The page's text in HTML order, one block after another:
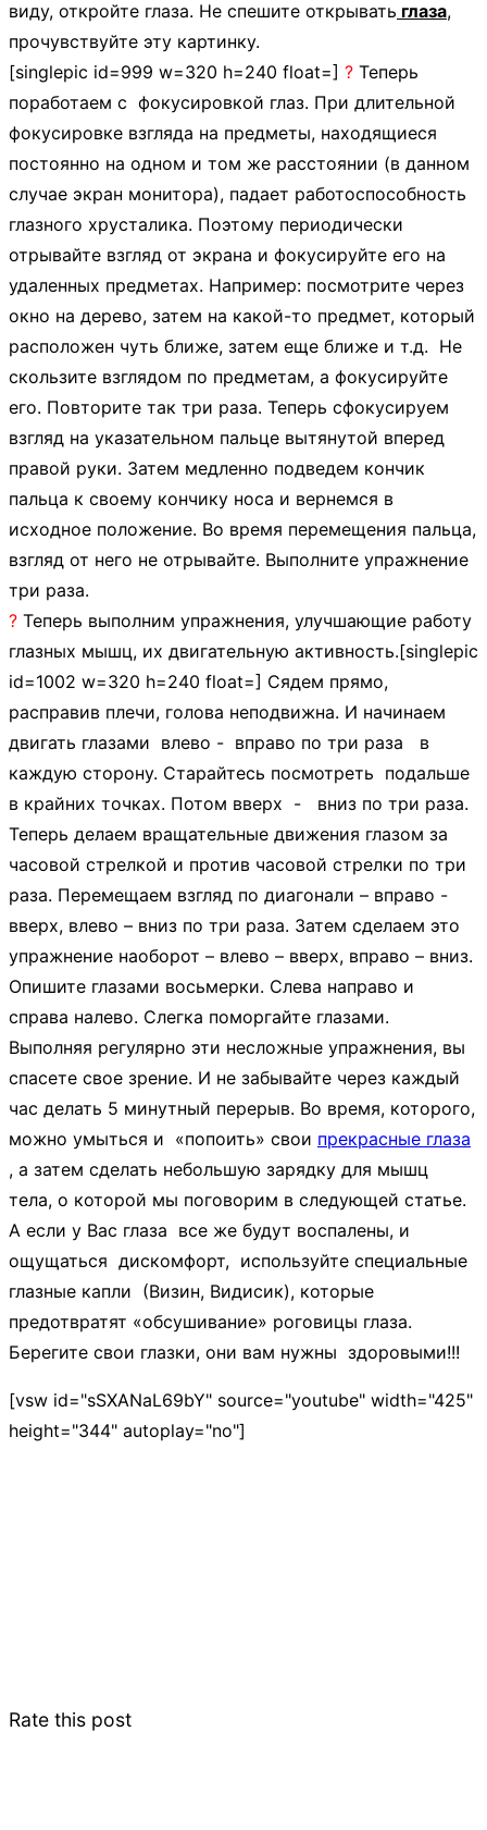
виду, откройте глаза. Не спешите открывать глаза,
прочувствуйте эту картинку.
[singlepic id=999 w=320 h=240 float=] ? Теперь
поработаем с фокусировкой глаз. При длительной
фокусировке взгляда на предметы, находящиеся
постоянно на одном и том же расстоянии (в данном
случае экран монитора), падает работоспособность
глазного хрусталика. Поэтому периодически
отрывайте взгляд от экрана и фокусируйте его на
удаленных предметах. Например: посмотрите через
окно на дерево, затем на какой-то предмет, который
расположен чуть ближе, затем еще ближе и т.д. Не
скользите взглядом по предметам, а фокусируйте
его. Повторите так три раза. Теперь сфокусируем
взгляд на указательном пальце вытянутой вперед
правой руки. Затем медленно подведем кончик
пальца к своему кончику носа и вернемся в
исходное положение. Во время перемещения пальца,
взгляд от него не отрывайте. Выполните упражнение
три раза.
? Теперь выполним упражнения, улучшающие работу
глазных мышц, их двигательную активность.[singlepic
id=1002 w=320 h=240 float=] Сядем прямо,
расправив плечи, голова неподвижна. И начинаем
двигать глазами влево - вправо по три раза в
каждую сторону. Старайтесь посмотреть подальше
в крайних точках. Потом вверх - вниз по три раза.
Теперь делаем вращательные движения глазом за
часовой стрелкой и против часовой стрелки по три
раза. Перемещаем взгляд по диагонали – вправо -
вверх, влево – вниз по три раза. Затем сделаем это
упражнение наоборот – влево – вверх, вправо – вниз.
Опишите глазами восьмерки. Слева направо и
справа налево. Слегка поморгайте глазами.
Выполняя регулярно эти несложные упражнения, вы
спасете свое зрение. И не забывайте через каждый
час делать 5 минутный перерыв. Во время, которого,
можно умыться и «попоить» свои прекрасные глаза
, а затем сделать небольшую зарядку для мышц
тела, о которой мы поговорим в следующей статье.
А если у Вас глаза все же будут воспалены, и
ощущаться дискомфорт, используйте специальные
глазные капли (Визин, Видисик), которые
предотвратят «обсушивание» роговицы глаза.
Берегите свои глазки, они вам нужны здоровыми!!!
[vsw id="sSXANaL69bY" source="youtube" width="425"
height="344" autoplay="no"]
Rate this post